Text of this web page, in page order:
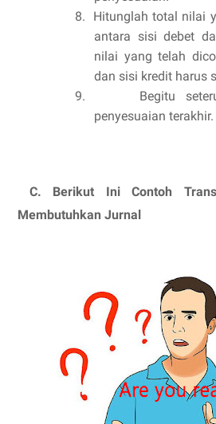
8.
Hitunglah total nilai
antara sisi debet
nilai yang telah
dan sisi kredit harus
9.
Begitu
penyesuaian terakhir.
C. Berikut Ini Contoh
Membutuhkan Jurnal